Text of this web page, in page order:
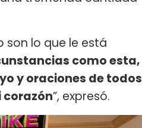
son lo que le está
como esta,
y oraciones de todos
corazón”, expresó.